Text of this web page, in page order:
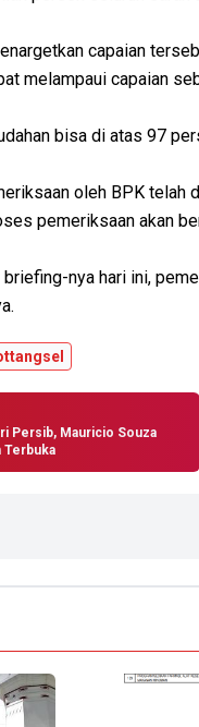
capaian
melampaui capaian
bisa di atas 97
oleh BPK
pemeriksaan akan
nya hari ini,
Persib, Mauricio Souza
Terbuka